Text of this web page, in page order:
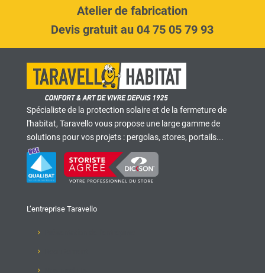
Atelier de fabrication
Devis gratuit au 04 75 05 79 93
Spécialiste de la protection solaire et de la fermeture de
l'habitat, Taravello vous propose une large gamme de
solutions pour vos projets : pergolas, stores, portails...
L’entreprise Taravello